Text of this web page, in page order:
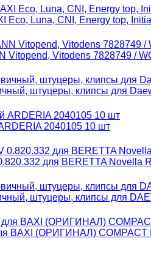
Eco, Luna, CNI, Energy top,
Vitopend, Vitodens 7828749 /
штуцеры, клипсы для
2040105 10 шт
для BERETTA Novella
штуцеры, клипсы для
BAXI (ОРИГИНАЛ) COMPACT